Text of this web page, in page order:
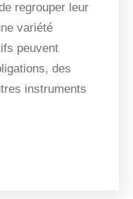
regrouper leur
variété
peuvent
des
instruments